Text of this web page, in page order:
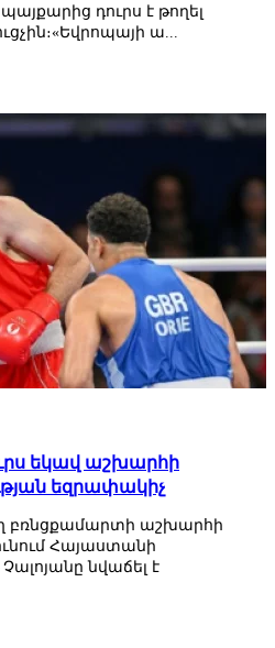
դուրս է թողել
ա...
եկավ աշխարհի
եզրափակիչ
բռնցքամարտի աշխարհի
Հայաստանի
նվաճել է